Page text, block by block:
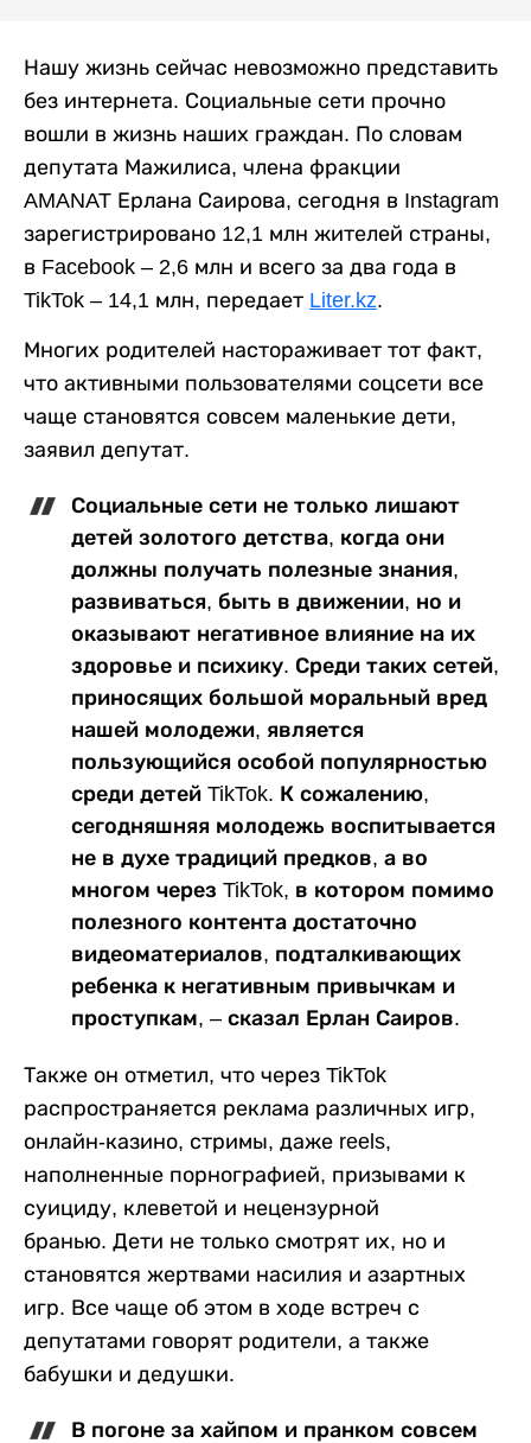
Нашу жизнь сейчас невозможно представить
без интернета. Социальные сети прочно
вошли в жизнь наших граждан. По словам
депутата Мажилиса, члена фракции
AMANAT Ерлана Саирова, сегодня в Instagram
зарегистрировано 12,1 млн жителей страны,
в Facebook – 2,6 млн и всего за два года в
TikTok – 14,1 млн, передает Liter.kz.
Многих родителей настораживает тот факт,
что активными пользователями соцсети все
чаще становятся совсем маленькие дети,
заявил депутат.
Социальные сети не только лишают
детей золотого детства, когда они
должны получать полезные знания,
развиваться, быть в движении, но и
оказывают негативное влияние на их
здоровье и психику. Среди таких сетей,
приносящих большой моральный вред
нашей молодежи, является
пользующийся особой популярностью
среди детей TikTok. К сожалению,
сегодняшняя молодежь воспитывается
не в духе традиций предков, а во
многом через TikTok, в котором помимо
полезного контента достаточно
видеоматериалов, подталкивающих
ребенка к негативным привычкам и
проступкам, – сказал Ерлан Саиров.
Также он отметил, что через TikTok
распространяется реклама различных игр,
онлайн-казино, стримы, даже reels,
наполненные порнографией, призывами к
суициду, клеветой и нецензурной
бранью. Дети не только смотрят их, но и
становятся жертвами насилия и азартных
игр. Все чаще об этом в ходе встреч с
депутатами говорят родители, а также
бабушки и дедушки.
В погоне за хайпом и пранком совсем